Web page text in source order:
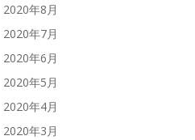
2020年8月
2020年7月
2020年6月
2020年5月
2020年4月
2020年3月